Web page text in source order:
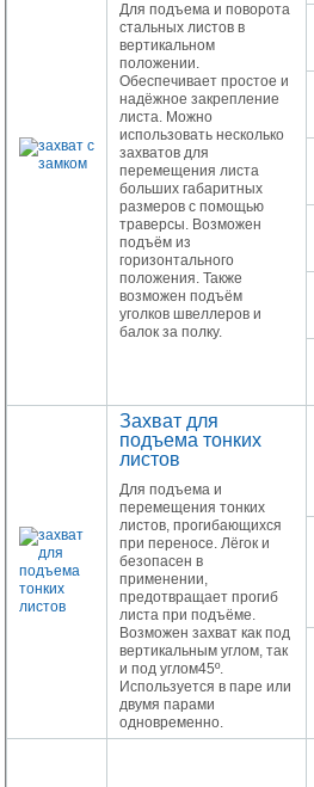
Для подъема и поворота
стальных листов в
вертикальном
положении.
Обеспечивает простое и
надёжное закрепление
листа. Можно
использовать несколько
захватов для
перемещения листа
больших габаритных
размеров с помощью
траверсы. Возможен
подъём из
горизонтального
положения. Также
возможен подъём
уголков швеллеров и
балок за полку.
Захват для
подъема тонких
листов
Для подъема и
перемещения тонких
листов, прогибающихся
при переносе. Лёгок и
безопасен в
применении,
предотвращает прогиб
листа при подъёме.
Возможен захват как под
вертикальным углом, так
и под углом45º.
Используется в паре или
двумя парами
одновременно.